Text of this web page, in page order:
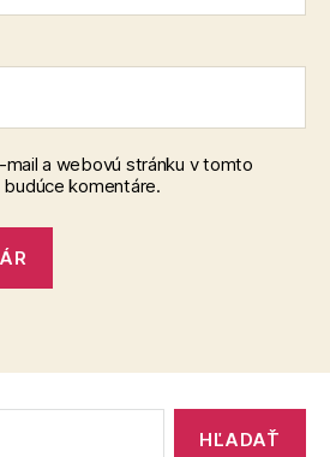
mail a webovú stránku v tomto
komentáre.